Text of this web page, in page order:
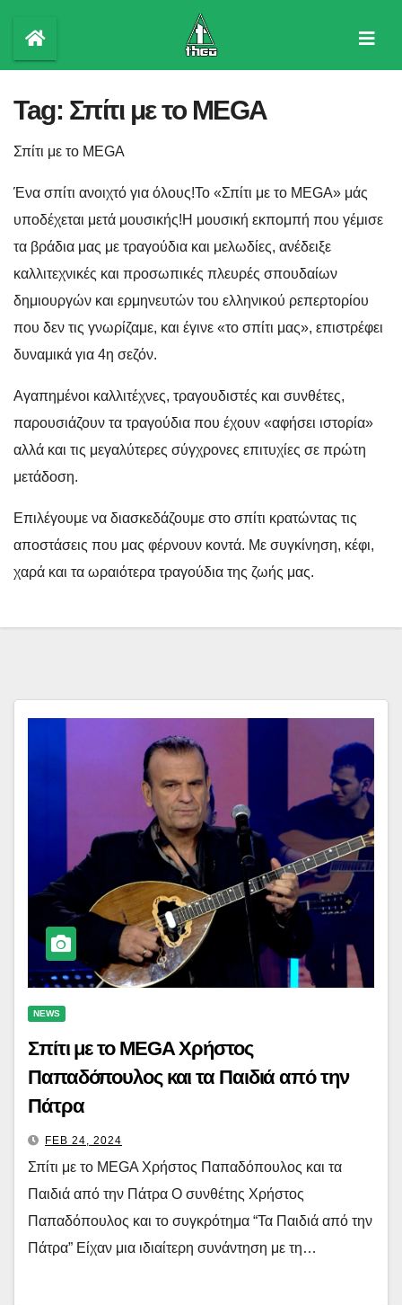
content
Tag: Σπίτι με το MEGA
Σπίτι με το MEGA
Ένα σπίτι ανοιχτό για όλους!Το «Σπίτι με το MEGA» μάς
υποδέχεται μετά μουσικής!Η μουσική εκπομπή που γέμισε
τα βράδια μας με τραγούδια και μελωδίες, ανέδειξε
καλλιτεχνικές και προσωπικές πλευρές σπουδαίων
δημιουργών και ερμηνευτών του ελληνικού ρεπερτορίου
που δεν τις γνωρίζαμε, και έγινε «το σπίτι μας», επιστρέφει
δυναμικά για 4η σεζόν.
Αγαπημένοι καλλιτέχνες, τραγουδιστές και συνθέτες,
παρουσιάζουν τα τραγούδια που έχουν «αφήσει ιστορία»
αλλά και τις μεγαλύτερες σύγχρονες επιτυχίες σε πρώτη
μετάδοση.
Επιλέγουμε να διασκεδάζουμε στο σπίτι κρατώντας τις
αποστάσεις που μας φέρνουν κοντά. Με συγκίνηση, κέφι,
χαρά και τα ωραιότερα τραγούδια της ζωής μας.
NEWS
Σπίτι με το MEGA Χρήστος
Παπαδόπουλος και τα Παιδιά από την
Πάτρα
FEB 24, 2024
Σπίτι με το MEGA Χρήστος Παπαδόπουλος και τα
Παιδιά από την Πάτρα Ο συνθέτης Χρήστος
Παπαδόπουλος και το συγκρότημα “Τα Παιδιά από την
Πάτρα” Είχαν μια ιδιαίτερη συνάντηση με τη…